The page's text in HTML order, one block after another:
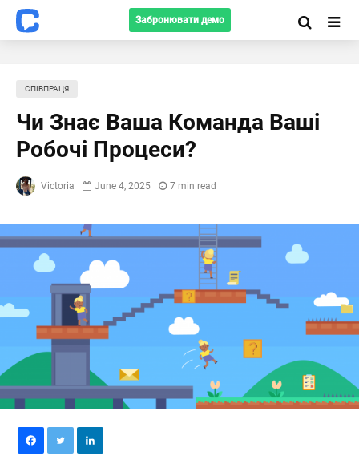
Забронювати демо
СПІВПРАЦЯ
Чи Знає Ваша Команда Ваші
Робочі Процеси?
Victoria June 4, 2025 7 min read